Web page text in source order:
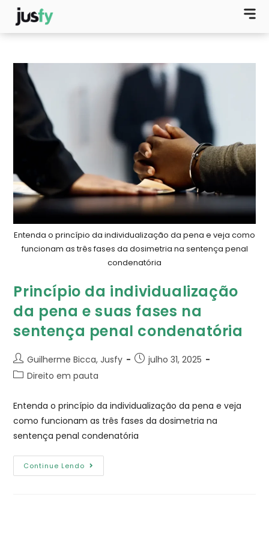
Entenda o princípio da individualização da pena e veja como
funcionam as três fases da dosimetria na sentença penal
condenatória
Princípio da individualização
da pena​ e suas fases na
sentença penal condenatória
Guilherme Bicca, Jusfy
julho 31, 2025
Direito em pauta
Entenda o princípio da individualização da pena e veja
como funcionam as três fases da dosimetria na
sentença penal condenatória
Continue Lendo